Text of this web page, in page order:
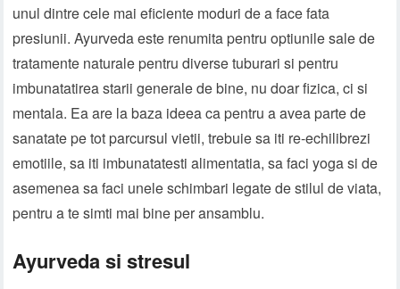
unul dintre cele mai eficiente moduri de a face fata
presiunii. Ayurveda este renumita pentru optiunile sale de
tratamente naturale pentru diverse tuburari si pentru
imbunatatirea starii generale de bine, nu doar fizica, ci si
mentala. Ea are la baza ideea ca pentru a avea parte de
sanatate pe tot parcursul vietii, trebuie sa iti re-echilibrezi
emotiile, sa iti imbunatatesti alimentatia, sa faci yoga si de
asemenea sa faci unele schimbari legate de stilul de viata,
pentru a te simti mai bine per ansamblu.
Ayurveda si stresul